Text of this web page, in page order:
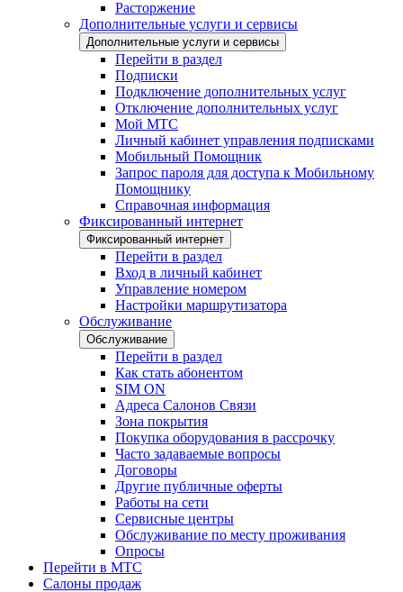
Расторжение
Дополнительные услуги и сервисы
Дополнительные услуги и сервисы
Перейти в раздел
Подписки
Подключение дополнительных услуг
Отключение дополнительных услуг
Мой МТС
Личный кабинет управления подписками
Мобильный Помощник
Запрос пароля для доступа к Мобильному
Помощнику
Справочная информация
Фиксированный интернет
Фиксированный интернет
Перейти в раздел
Вход в личный кабинет
Управление номером
Настройки маршрутизатора
Обслуживание
Обслуживание
Перейти в раздел
Как стать абонентом
SIM ON
Адреса Салонов Связи
Зона покрытия
Покупка оборудования в рассрочку
Часто задаваемые вопросы
Договоры
Другие публичные оферты
Работы на сети
Сервисные центры
Обслуживание по месту проживания
Опросы
Перейти в МТС
Салоны продаж